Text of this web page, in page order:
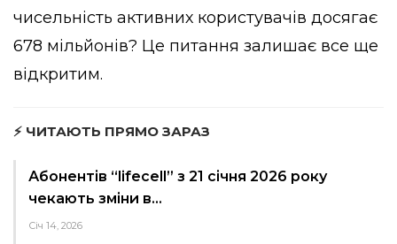
чисельність активних користувачів досягає
678 мільйонів? Це питання залишає все ще
відкритим.
⚡ ЧИТАЮТЬ ПРЯМО ЗАРАЗ
Абонентів “lifecell” з 21 січня 2026 року
чекають зміни в…
Січ 14, 2026